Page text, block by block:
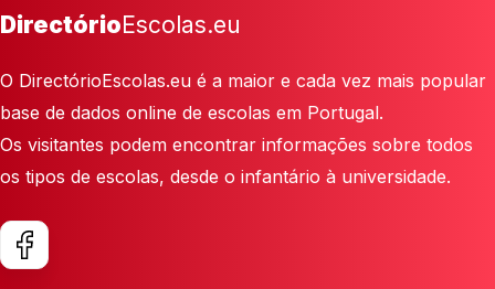
DirectórioEscolas.eu
O DirectórioEscolas.eu é a maior e cada vez mais popular
base de dados online de escolas em Portugal.
Os visitantes podem encontrar informações sobre todos
os tipos de escolas, desde o infantário à universidade.